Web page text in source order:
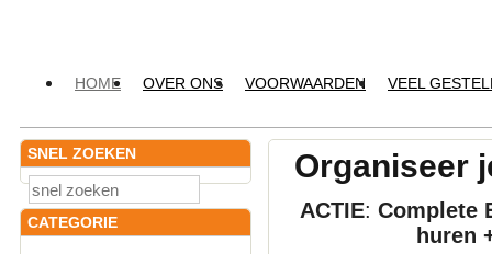
HOME OVER ONS VOORWAARDEN VEEL
SNEL ZOEKEN
CATEGORIE
Organiseer
ACTIE: Complete
huren